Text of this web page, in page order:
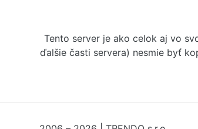
Tento server je ako celok aj vo
ďalšie časti servera) nesmie byť